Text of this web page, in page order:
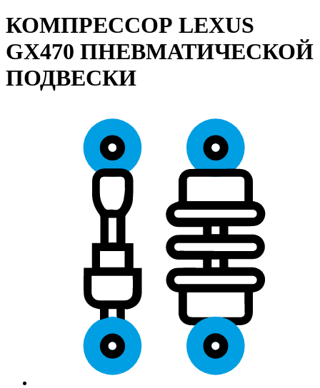
КОМПРЕССОР LEXUS
GX470 ПНЕВМАТИЧЕСКОЙ
ПОДВЕСКИ